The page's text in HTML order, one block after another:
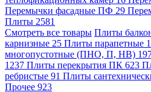
Перемычки фасадные ПФ 29
Плиты 2581
Смотреть все товары Плиты
карнизные 25 Плиты парапетные
многопустотные (ПНО, П, НВ)
1237 Плиты перекрытия ПК 623
ребристые 91 Плиты
Прочее 923